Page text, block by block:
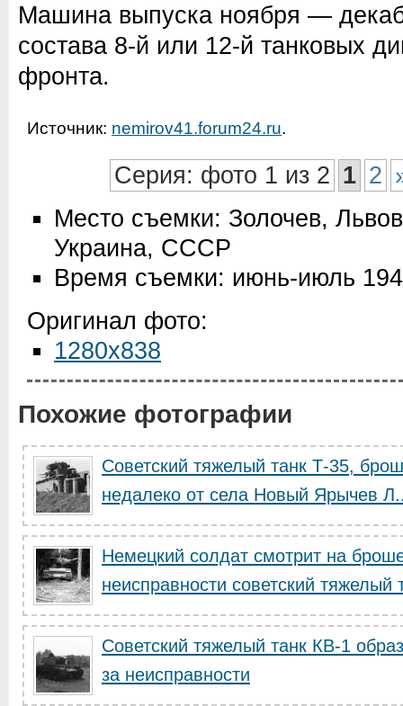
Машина выпуска ноября —
состава 8-й или 12-й танковых
фронта.
Источник: nemirov41.forum24.ru.
Серия: фото 1 из 2 1 2
Место съемки: Золочев,
Украина, СССР
Время съемки: июнь-июль
Оригинал фото:
1280x838
Похожие фотографии
Советский тяжелый танк Т-35,
недалеко от села Новый Ярычев
Немецкий солдат смотрит на
неисправности советский тяжелый
Советский тяжелый танк КВ-1
за неисправности